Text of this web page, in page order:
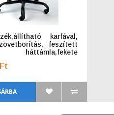
karfával,
feszített